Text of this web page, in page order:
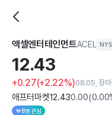
액셀엔터테인먼트ACEL
12.43
+0.27(+2.22%)08.05, 장마
애프터마켓12.430.00(0
8명 관심